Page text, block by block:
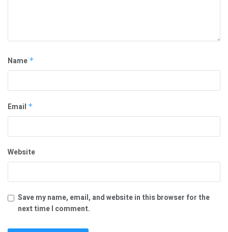
Name *
Email *
Website
Save my name, email, and website in this browser for the
next time I comment.